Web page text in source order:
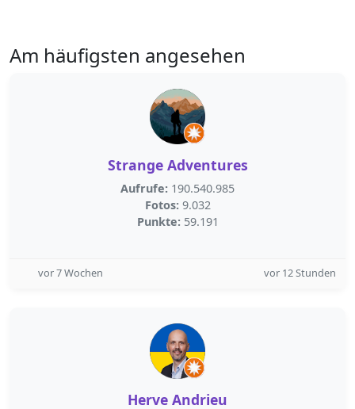
Am häufigsten angesehen
Strange Adventures
Aufrufe: 190.540.985
Fotos: 9.032
Punkte: 59.191
vor 7 Wochen vor 12 Stunden
Herve Andrieu